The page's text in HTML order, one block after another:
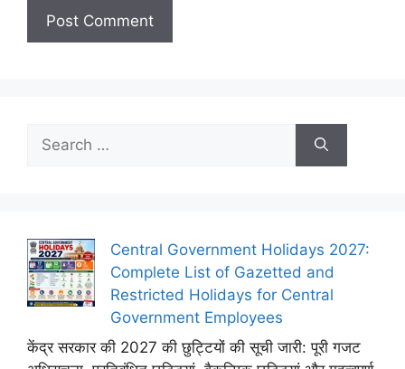
for:
Central Government Holidays 2027:
Complete List of Gazetted and
Restricted Holidays for Central
Government Employees
केंद्र सरकार की 2027 की छुट्टियों की सूची जारी: पूरी गजट